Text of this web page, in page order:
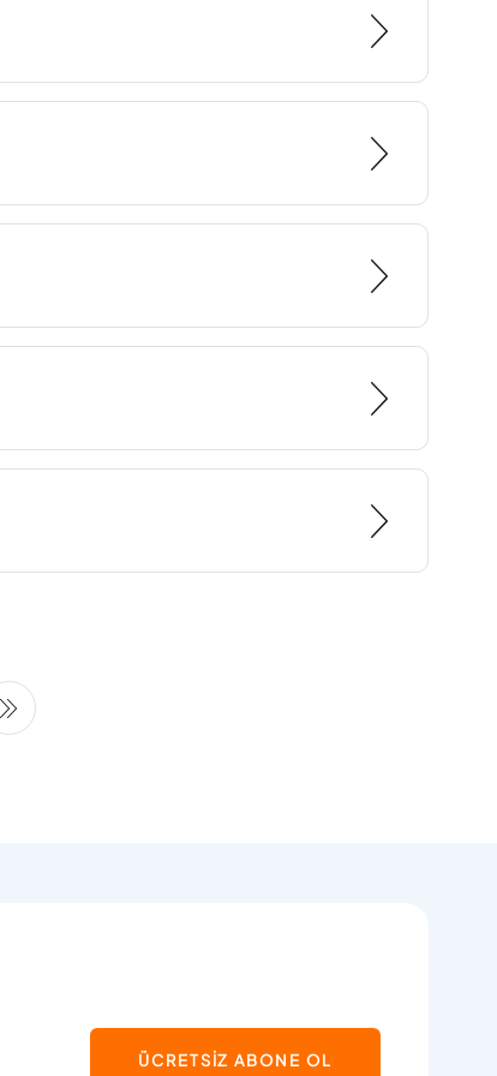
62
ÜCRETSİZ ABONE OL